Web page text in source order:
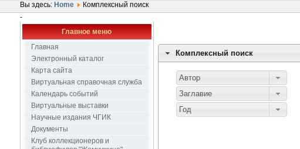
Вы здесь: Home Комплексный поиск
-
Главное меню
Главная
Электронный каталог
Карта сайта
Виртуальная справочная служба
Календарь событий
Виртуальные выставки
Научные издания ЧГИК
Документы
Клуб коллекционеров и
Комплексный поиск